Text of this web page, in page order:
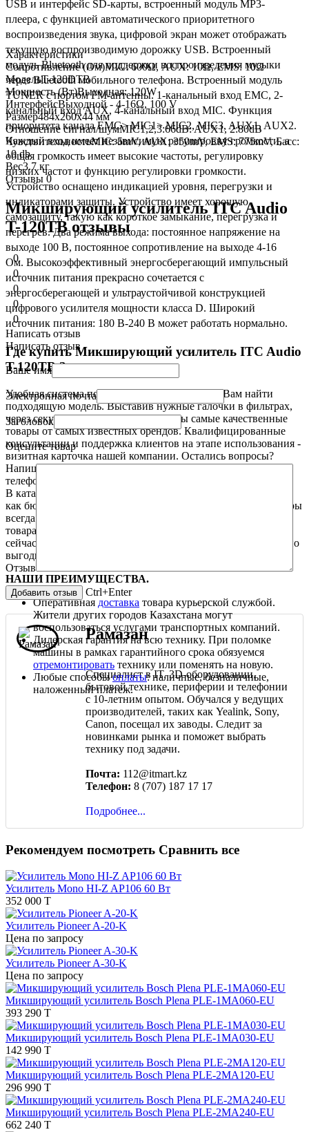
USB и интерфейс SD-карты, встроенный модуль MP3-
плеера, с функцией автоматического приоритетного
воспроизведения звука, цифровой экран может отображать
текущую воспроизводимую дорожку USB. Встроенный
модуль Bluetooth для поддержки воспроизведения музыки
через Bluetooth мобильного телефона. Встроенный модуль
TUNER с портом FM-антенны. 1-канальный вход EMC, 2-
канальный вход AUX, 4-канальный вход MIC. Функция
приоритета канала EMC> MIC1> MIC2, MIC3, AUX1, AUX2.
Каждый вход имеет независимую регулировку громкости, а
общая громкость имеет высокие частоты, регулировку
низких частот и функцию регулировки громкости.
Устройство оснащено индикацией уровня, перегрузки и
индикаторами защиты. Устройство имеет хорошую
самозащиту, такую ​​как короткое замыкание, перегрузка и
перегрев. Два режима выхода: постоянное напряжение на
выходе 100 В, постоянное сопротивление на выходе 4-16
Ом. Высокоэффективный энергосберегающий импульсный
источник питания прекрасно сочетается с
энергосберегающей и ультраустойчивой конструкцией
цифрового усилителя мощности класса D. Широкий
источник питания: 180 В-240 В может работать нормально.
Где купить Микширующий усилитель ITC Audio
T-120TB ?
Удобная система поиска и фильтров поможет Вам найти
подходящую модель. Выставив нужные галочки в фильтрах,
через секунду вам будут представлены самые качественные
товары от самых известных брендов. Квалифицированные
консультации и поддержка клиентов на этапе использования -
визитная карточка нашей компании. Остались вопросы?
Напишите в чат или позвоните, по указанным номерам
телефонов на странице «
В каталоге имеются
как бюджетные, так и премиум варианты. Цены на все
товары
всегда актуальны и доступны.
товара
сейчас! Мы поможем вам сделать правильный и максимально
выгодный для Вас выбор.
НАШИ ПРЕИМУЩЕСТВА.
Оперативная доставка товара курьерской службой.
Жители других городов Казахстана могут
воспользоваться услугами транспортных компаний.
Дилерская гарантия на всю технику. При поломке
машины в рамках гарантийного срока обязуемся
отремонтировать технику или поменять на новую.
Любые способыоплаты: наличные, безналичные,
наложенный платеж.
Характеристики
Сопротивление (Ом)MIC: 600Ω, AUX: 10Ω, EMS: 10Ω
МодельT-120DTB
Мощность (Вт)Выходная: 120W
ИнтерфейсВыходной - 4-16Ω, 100 V
Размер484x260x44 мм
Отношение сигнал/шумMIC1,2,3:66dB: AUX1, 2:80dB
ЧувствительностьMIC: 5mV, AUX: 350mV, EMS: 775mV, Басс:
10 db
Вес3.7 кг
Отзывы0
Микширующий усилитель ITC Audio
T-120TB отзывы
0
0
0
0
0
Написать отзыв
Написать отзыв
Ваше имя
Электронная почта
Заголовок
Оцените товар
Отзыв
Ctrl+Enter
Рамазан
Специалист в IT, 3D-оборудовании,
бытовой технике, периферии и телефонии
с 10-летним опытом. Обучался у ведущих
производителей, таких как Yealink, Sony,
Canon, посещал их заводы. Следит за
новинками рынка и поможет выбрать
технику под задачи.
Почта: 112@itmart.kz
Телефон: 8 (707) 187 17 17
Подробнее...
Рекомендуем посмотреть Сравнить все
Усилитель Mono HI-Z AP106 60 Вт
352 000 T
Усилитель Pioneer A-20-K
Цена по запросу
Усилитель Pioneer A-30-K
Цена по запросу
Микширующий усилитель Bosch Plena PLE-1MA060-EU
393 290 T
Микширующий усилитель Bosch Plena PLE-1MA030-EU
142 990 T
Микширующий усилитель Bosch Plena PLE-2MA120-EU
296 990 T
Микширующий усилитель Bosch Plena PLE-2MA240-EU
662 240 T